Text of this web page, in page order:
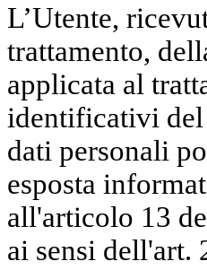
L’Utente,
trattamento,
applicata al
identificativi del
dati personali
esposta
all'articolo 13
ai sensi dell'art.